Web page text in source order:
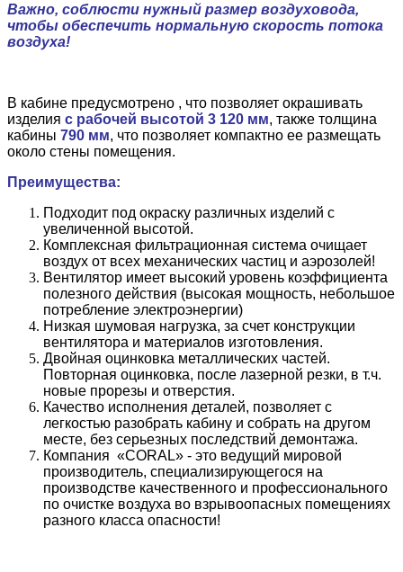
Важно, соблюсти нужный размер воздуховода,
чтобы обеспечить нормальную скорость потока
воздуха!
В кабине предусмотрено , что позволяет окрашивать
изделия с рабочей высотой 3 120 мм, также толщина
кабины 790 мм, что позволяет компактно ее размещать
около стены помещения.
Преимущества:
Подходит под окраску различных изделий с
увеличенной высотой.
Комплексная фильтрационная система очищает
воздух от всех механических частиц и аэрозолей!
Вентилятор имеет высокий уровень коэффициента
полезного действия (высокая мощность, небольшое
потребление электроэнергии)
Низкая шумовая нагрузка, за счет конструкции
вентилятора и материалов изготовления.
Двойная оцинковка металлических частей.
Повторная оцинковка, после лазерной резки, в т.ч.
новые прорезы и отверстия.
Качество исполнения деталей, позволяет с
легкостью разобрать кабину и собрать на другом
месте, без серьезных последствий демонтажа.
Компания «CORAL» - это ведущий мировой
производитель, специализирующегося на
производстве качественного и профессионального
по очистке воздуха во взрывоопасных помещениях
разного класса опасности!